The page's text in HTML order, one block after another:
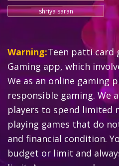
shriya saran
Warning:Teen patti card
Gaming app, which
We as an online gaming
responsible gaming. We
players to spend limited
playing games that do
and financial condition.
budget or limit and